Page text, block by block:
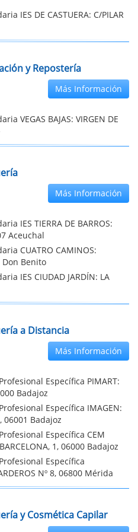
IES DE CASTUERA: C/PILAR
y Repostería
Más Información
VEGAS BAJAS: VIRGEN DE
Más Información
IES TIERRA DE BARROS:
Aceuchal
CUATRO CAMINOS:
Don Benito
IES CIUDAD JARDÍN: LA
a Distancia
Más Información
Específica PIMART:
Badajoz
Específica IMAGEN:
06001 Badajoz
Específica CEM
1, 06000 Badajoz
Específica
Nº 8, 06800 Mérida
y Cosmética Capilar